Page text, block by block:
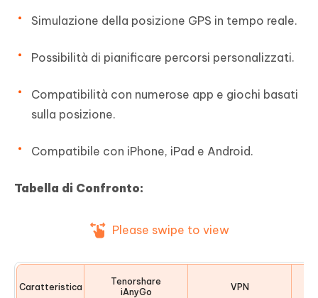
Simulazione della posizione GPS in tempo reale.
Possibilità di pianificare percorsi personalizzati.
Compatibilità con numerose app e giochi basati
sulla posizione.
Compatibile con iPhone, iPad e Android.
Tabella di Confronto:
Please swipe to view
Caratteristica
Tenorshare
iAnyGo
VPN